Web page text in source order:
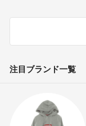
注目ブランド一覧